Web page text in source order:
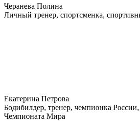
Черанева Полина
Личный тренер, спортсменка,
Екатерина Петрова
Бодибилдер, тренер, чемпионка
Чемпионата Мира